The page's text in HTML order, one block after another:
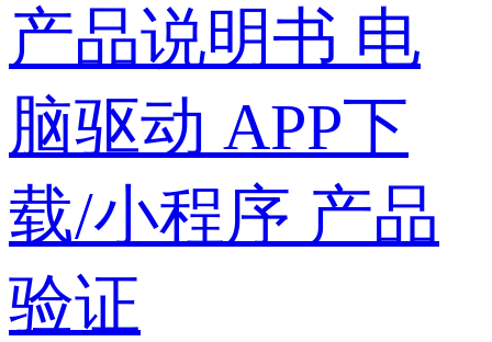
产品说明书 电
脑驱动 APP下
载/小程序 产品
验证